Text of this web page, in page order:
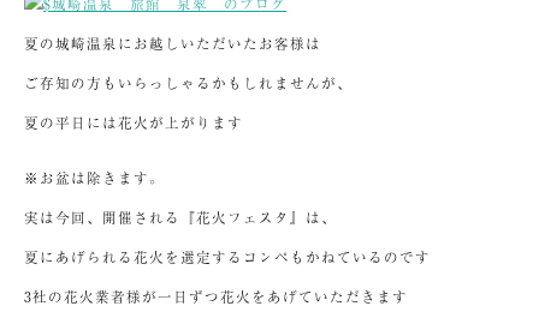
夏の城崎温泉にお越しいただいたお客様は
ご存知の方もいらっしゃるかもしれませんが、
夏の平日には花火が上がります
※お盆は除きます。
実は今回、開催される『花火フェスタ』は、
夏にあげられる花火を選定するコンペもかねているのです
3社の花火業者様が一日ずつ花火をあげていただきます